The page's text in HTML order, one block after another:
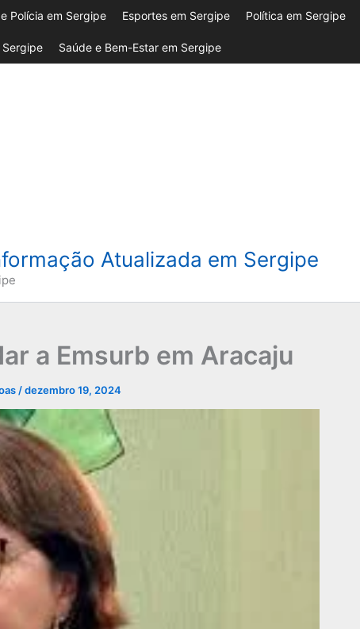
Polícia em Sergipe Esportes em Sergipe Política em Sergipe
Saúde e Bem-Estar em Sergipe
Atualizada em Sergipe
a Emsurb em Aracaju
/dezembro 19, 2024